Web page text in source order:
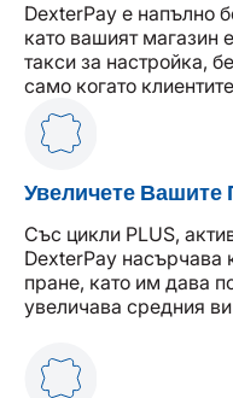
DexterPay е напълно
като вашият магазин
такси за настройка,
само когато
Увеличете Вашите
Със цикли PLUS,
DexterPay насърчава
пране, като им дава
увеличава средния